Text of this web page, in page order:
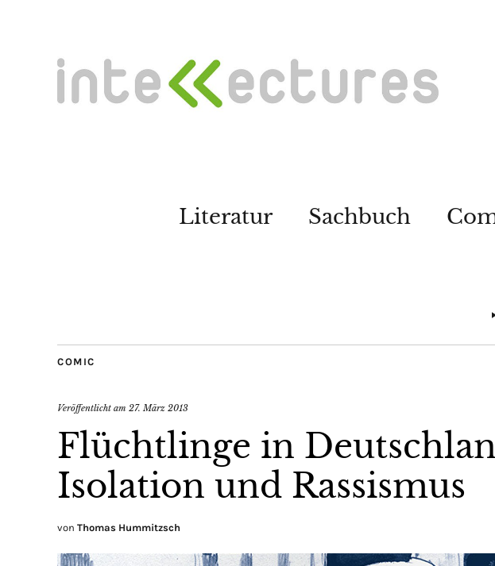
Literatur Sachbuch
COMIC
Veröffentlicht am 27. März 2013
Flüchtlinge in
Isolation und Rassismus
von Thomas Hummitzsch